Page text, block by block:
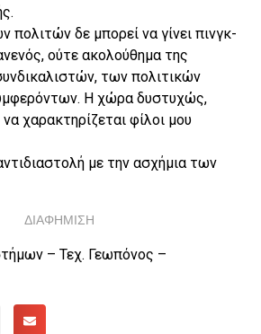
πολιτών δε μπορεί να γίνει πινγκ-
ούτε ακολούθημα της
των πολιτικών
Η χώρα δυστυχώς,
χαρακτηρίζεται φίλοι μου
με την ασχήμια των
ΔΙΑΦΗΜΙΣΗ
– Τεχ. Γεωπόνος –